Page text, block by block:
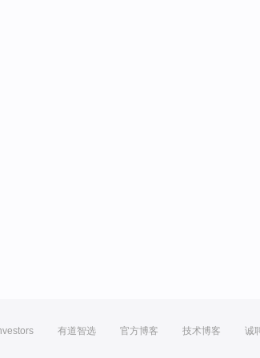
有道智选 官方博客 技术博客 诚